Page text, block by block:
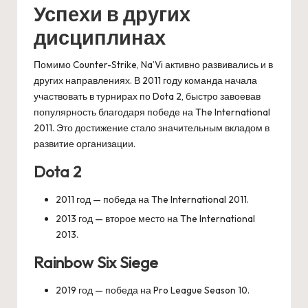
Успехи в других
дисциплинах
Помимо Counter-Strike, Na’Vi активно развивались и в
других направлениях. В 2011 году команда начала
участвовать в турнирах по Dota 2, быстро завоевав
популярность благодаря победе на The International
2011. Это достижение стало значительным вкладом в
развитие организации.
Dota 2
2011 год — победа на The International 2011.
2013 год — второе место на The International
2013.
Rainbow Six Siege
2019 год — победа на Pro League Season 10.